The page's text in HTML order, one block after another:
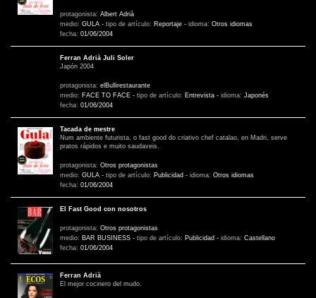
protagonista: Albert Adrià
medio: GULA - tipo de artículo: Reportaje - idioma: Otros idiomas
fecha: 01/06/2004
Ferran Adrià Juli Soler
Japón 2004
protagonista: elBullirestaurante
medio: FACE TO FACE - tipo de artículo: Entrevista - idioma: Japonés
fecha: 01/06/2004
Tacada de mestre
Num ambiente futurista, o fast good do criativo chef catalao, en Madri, serve
pratos rápidos e muito saudaveis.
protagonista: Otros protagonistas
medio: GULA - tipo de artículo: Publicidad - idioma: Otros idiomas
fecha: 01/06/2004
El Fast Good con nosotros
protagonista: Otros protagonistas
medio: BAR BUSINESS - tipo de artículo: Publicidad - idioma: Castellano
fecha: 01/06/2004
Ferran Adrià
El mejor cocinero del mudo.